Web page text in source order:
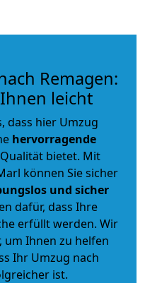
Remagen:
leicht
dass hier Umzug
hervorragende
bietet. Mit
können Sie sicher
und sicher
dafür, dass Ihre
erfüllt werden. Wir
um Ihnen zu helfen
Ihr Umzug nach
ist.